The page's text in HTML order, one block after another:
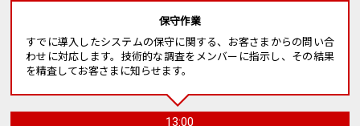
保守作業
すでに導入したシステムの保守に関する、お客さまからの問い合
わせに対応します。技術的な調査をメンバーに指示し、その結果
を精査してお客さまに知らせます。
13:00